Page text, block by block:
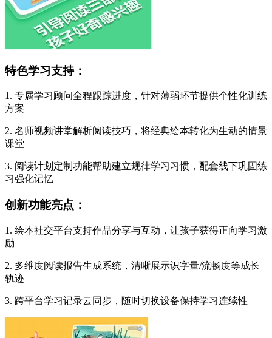
特色学习支持：
1. 专属学习顾问全程跟踪进度，针对薄弱环节提供个性化训练
方案
2. 名师视频讲堂解析阅读技巧，将经典绘本转化为生动的情景
课堂
3. 阅读计划定制功能帮助建立规律学习习惯，配套线下巩固练
习强化记忆
创新功能亮点：
1. 绘本社交平台支持作品分享与互动，让孩子获得正向学习激
励
2. 多维度阅读报告生成系统，清晰展示识字量/流畅度等成长
轨迹
3. 跨平台学习记录云同步，随时切换设备保持学习连续性